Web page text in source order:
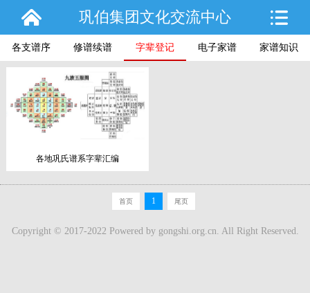
巩伯集团文化交流中心
各支谱序 修谱续谱 字辈登记 电子家谱 家谱知识
各地巩氏谱系字辈汇编
首页 1 尾页
Copyright © 2017-2022 Powered by gongshi.org.cn . All Right Reserved.